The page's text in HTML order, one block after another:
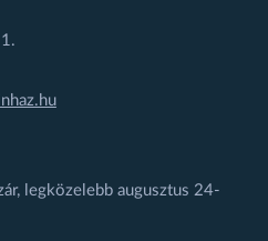
legközelebb augusztus 24-